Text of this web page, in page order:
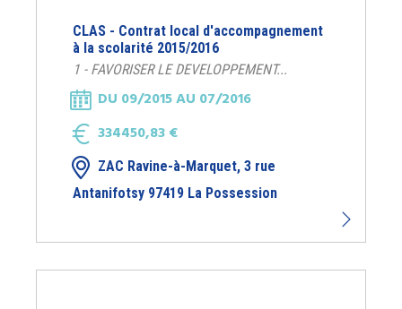
CLAS - Contrat local d'accompagnement
à la scolarité 2015/2016
1 - FAVORISER LE DEVELOPPEMENT...
DU 09/2015 AU 07/2016
334450,83 €
ZAC Ravine-à-Marquet, 3 rue
Antanifotsy 97419 La Possession